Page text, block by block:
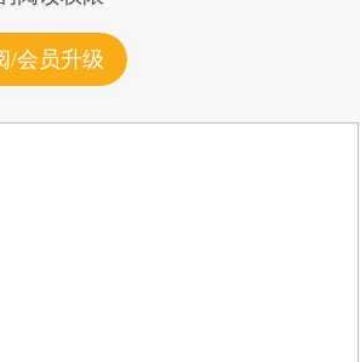
/会员升级